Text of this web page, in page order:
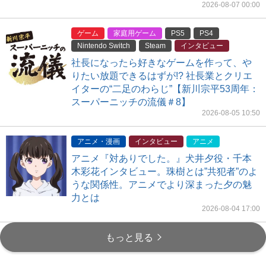
2026-08-07 00:00
ゲーム 家庭用ゲーム PS5
PS4
Nintendo Switch
Steam インタビュー
社長になったら好きなゲームを作って、や
りたい放題できるはずが!? 社長業とクリエ
イターの“二足のわらじ”【新川宗平53周年：
スーパーニッチの流儀＃8】
2026-08-05 10:50
アニメ・漫画 インタビュー アニメ
アニメ『対ありでした。』犬井夕役・千本
木彩花インタビュー。珠樹とは”共犯者”のよ
うな関係性。アニメでより深まった夕の魅
力とは
2026-08-04 17:00
もっと見る